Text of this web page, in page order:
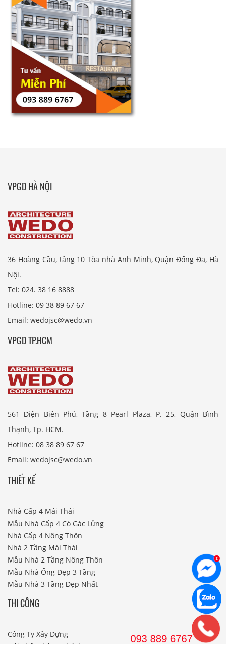
VPGD HÀ NỘI
36 Hoàng Cầu, tầng 10 Tòa nhà Anh Minh, Quận Đống Đa, Hà
Nội.
Tel: 024. 38 16 8888
Hotline: 09 38 89 67 67
Email: wedojsc@wedo.vn
VPGD TP.HCM
561 Điện Biên Phủ, Tầng 8 Pearl Plaza, P. 25, Quận Bình
Thạnh, Tp. HCM.
Hotline: 08 38 89 67 67
Email: wedojsc@wedo.vn
THIẾT KẾ
Nhà Cấp 4 Mái Thái
Mẫu Nhà Cấp 4 Có Gác Lửng
Nhà Cấp 4 Nông Thôn
Nhà 2 Tầng Mái Thái
Mẫu Nhà 2 Tầng Nông Thôn
Mẫu Nhà Ống Đẹp 3 Tầng
Mẫu Nhà 3 Tầng Đẹp Nhất
THI CÔNG
Công Ty Xây Dựng